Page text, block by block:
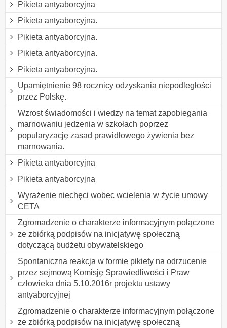
Pikieta antyaborcyjna
Pikieta antyaborcyjna.
Pikieta antyaborcyjna.
Pikieta antyaborcyjna.
Pikieta antyaborcyjna.
Upamiętnienie 98 rocznicy odzyskania niepodległości
przez Polskę.
Wzrost świadomości i wiedzy na temat zapobiegania
marnowaniu jedzenia w szkołach poprzez
popularyzację zasad prawidłowego żywienia bez
marnowania.
Pikieta antyaborcyjna
Pikieta antyaborcyjna
Wyrażenie niechęci wobec wcielenia w życie umowy
CETA
Zgromadzenie o charakterze informacyjnym połączone
ze zbiórką podpisów na inicjatywę społeczną
dotyczącą budżetu obywatelskiego
Spontaniczna reakcja w formie pikiety na odrzucenie
przez sejmową Komisję Sprawiedliwości i Praw
człowieka dnia 5.10.2016r projektu ustawy
antyaborcyjnej
Zgromadzenie o charakterze informacyjnym połączone
ze zbiórką podpisów na inicjatywę społeczną